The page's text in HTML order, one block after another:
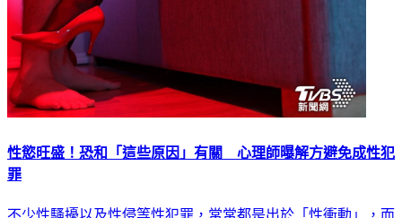
性慾旺盛！恐和「這些原因」有關 心理師曝解方避免成性犯
罪
不少性騷擾以及性侵等性犯罪，常常都是出於「性衝動」，而